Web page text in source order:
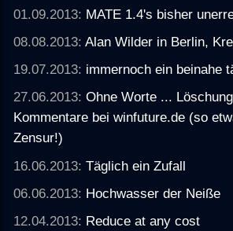
01.09.2013: MATE 1.4's bisher
08.08.2013:Alan Wilder in Berlin,
19.07.2013: immernoch ein beinahe
27.06.2013:Ohne Worte ...
Kommentare bei winfuture.de (so
Zensur!)
16.06.2013:Täglich ein Zufall
06.06.2013: Hochwasser der Neiße
12.04.2013: Reduce at any cost